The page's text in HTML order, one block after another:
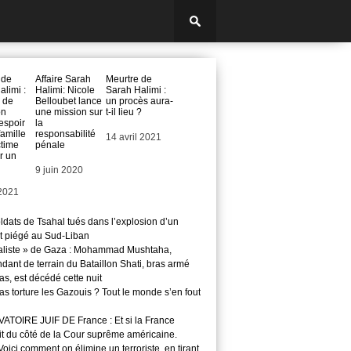
:
de
un
Affaire Sarah
Halimi: Nicole
Belloubet lance
une mission sur
la
responsabilité
pénale
Date
9 juin 2020
Meurtre de
Sarah Halimi :
un procès aura-
t-il lieu ?
Date
14 avril 2021
de Tsahal tués dans l’explosion d’un
piégé au Sud-Liban
» de Gaza : Mohammad Mushtaha,
de terrain du Bataillon Shati, bras armé
est décédé cette nuit
torture les Gazouis ? Tout le monde s’en fout
JUIF DE France : Et si la France
du côté de la Cour suprême américaine.
comment on élimine un terroriste, en tirant